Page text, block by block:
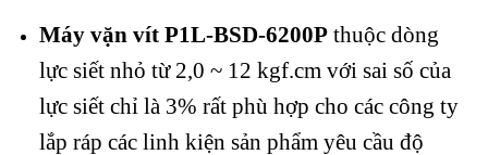
Máy vặn vít P1L-BSD-6200Pthuộc dòng
lực siết nhỏ từ 2,0 ~ 12 kgf.cm với sai số của
lực siết chỉ là 3% rất phù hợp cho các công ty
lắp ráp các linh kiện sản phẩm yêu cầu độ